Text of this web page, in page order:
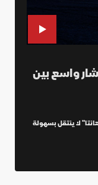
واسع بين
لا ينتقل بسهولة